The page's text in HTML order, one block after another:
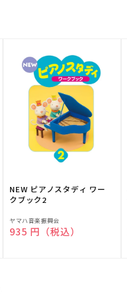
NEW ピアノスタディ ワー
クブック2
販
売
ヤマハ音楽振興会
通常価格
935 円（税込）